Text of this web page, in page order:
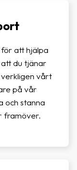
att hjälpa
att du tjänar
vårt
på vår
och stanna
framöver.